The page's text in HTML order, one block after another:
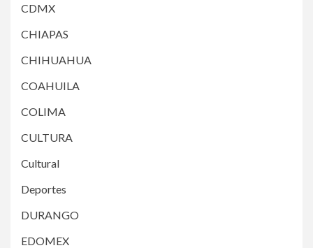
CDMX
CHIAPAS
CHIHUAHUA
COAHUILA
COLIMA
CULTURA
Cultural
Deportes
DURANGO
EDOMEX